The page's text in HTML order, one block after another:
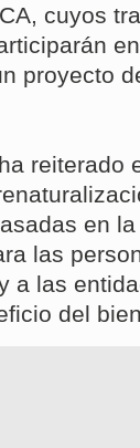
cuyos
proyecto
reiterado
en
las
a las
del